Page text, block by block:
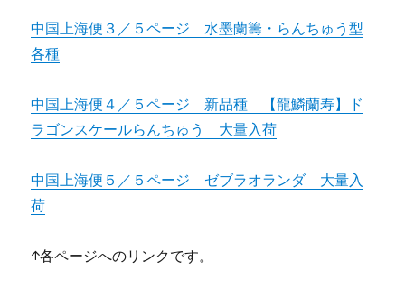
中国上海便３／５ページ 水墨蘭籌・らんちゅう型
各種
中国上海便４／５ページ 新品種 【龍鱗蘭寿】ド
ラゴンスケールらんちゅう 大量入荷
中国上海便５／５ページ ゼブラオランダ 大量入
荷
↑各ページへのリンクです。